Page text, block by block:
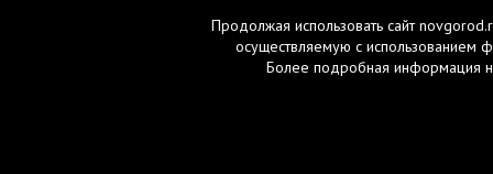
Продолжая использовать сайт
осуществляемую с использованием
Более подробная информация